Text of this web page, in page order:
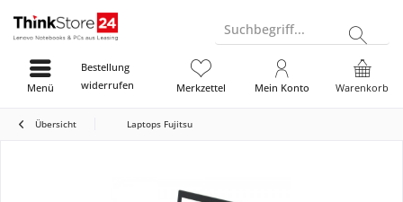
Suchbegriff...
Bestellung
widerrufen
Warenkorb
Merkzettel Mein Konto
Menü
Übersicht Laptops Fujitsu